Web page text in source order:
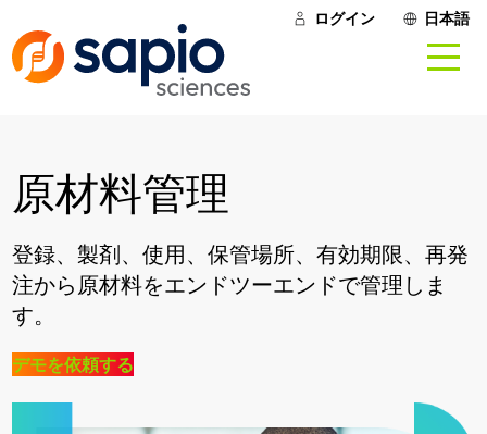
ログイン 日本語
原材料管理
登録、製剤、使用、保管場所、有効期限、再発
注から原材料をエンドツーエンドで管理しま
す。
デモを依頼する